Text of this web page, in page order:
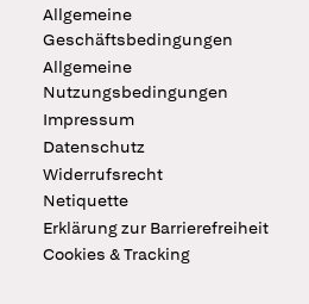
Allgemeine
Geschäftsbedingungen
Allgemeine
Nutzungsbedingungen
Impressum
Datenschutz
Widerrufsrecht
Netiquette
Erklärung zur Barrierefreiheit
Cookies & Tracking